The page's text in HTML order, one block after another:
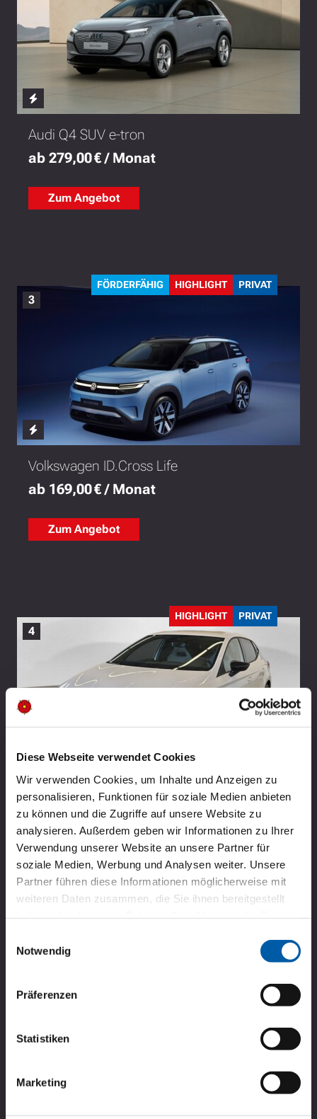
Diese Webseite verwendet Cookies
Wir verwenden Cookies, um Inhalte und Anzeigen zu
personalisieren, Funktionen für soziale Medien anbieten
zu können und die Zugriffe auf unsere Website zu
analysieren. Außerdem geben wir Informationen zu Ihrer
Verwendung unserer Website an unsere Partner für
soziale Medien, Werbung und Analysen weiter. Unsere
Partner führen diese Informationen möglicherweise mit
weiteren Daten zusammen, die Sie ihnen bereitgestellt
Notwendig
Präferenzen
Statistiken
Marketing
Audi Q4 SUV e-tron
ab 279,00 € / Monat
Zum Angebot
3
Volkswagen ID.Cross Life
ab 169,00 € / Monat
Zum Angebot
FÖRDERFÄHIG HIGHLIGHT PRIVAT
4
Seat Ibiza FR
ab 179,00 € / Monat
Zum Angebot
HIGHLIGHT PRIVAT
PRIVAT